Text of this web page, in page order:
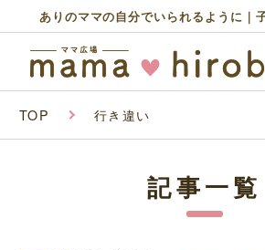
ありのママの自分でいられるように｜
TOP 行き違い
記事一覧